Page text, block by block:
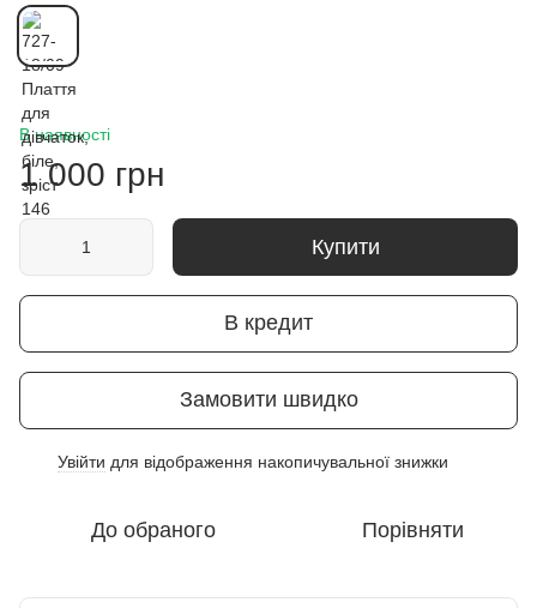
В наявності
1 000 грн
Купити
В кредит
Замовити швидко
Увійти для відображення накопичувальної знижки
До обраного Порівняти